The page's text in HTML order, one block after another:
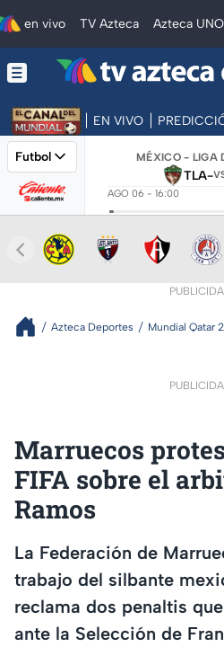
en vivo TV Azteca Azteca UNO
EN VIVO
Futbol MÉXICO - LIGA
TLA-
AGO 06 - 16:00
Azteca Deportes Mundial Qatar
Marruecos
FIFA sobre el
Ramos
La Federación de
trabajo del silbante
reclama dos penaltis
ante la Selección de